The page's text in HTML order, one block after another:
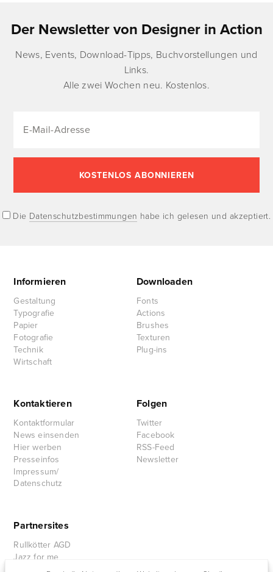
Der Newsletter von Designer in Action
News, Events, Download-Tipps, Buchvorstellungen und
Links.
Alle zwei Wochen neu. Kostenlos.
Die Datenschutzbestimmungen habe ich gelesen und akzeptiert.
Informieren
Gestaltung
Typografie
Papier
Fotografie
Technik
Wirtschaft
Downloaden
Fonts
Actions
Brushes
Texturen
Plug-ins
Kontaktieren
Kontaktformular
News einsenden
Hier werben
Presseinfos
Impressum/
Datenschutz
Folgen
Twitter
Facebook
RSS-Feed
Newsletter
Partnersites
Rullkötter AGD
Jazz for me